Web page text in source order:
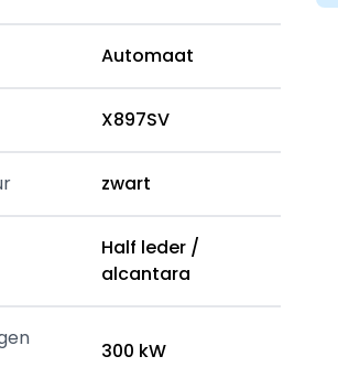
Automaat
X897SV
zwart
Half leder /
alcantara
300 kW